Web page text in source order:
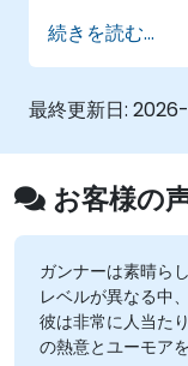
こちらをご
https://
続きを読む...
最終更新日:
お客様の
ガンナーは素晴ら
レベルが異なる中
彼は非常に人当た
の熱意とユーモア